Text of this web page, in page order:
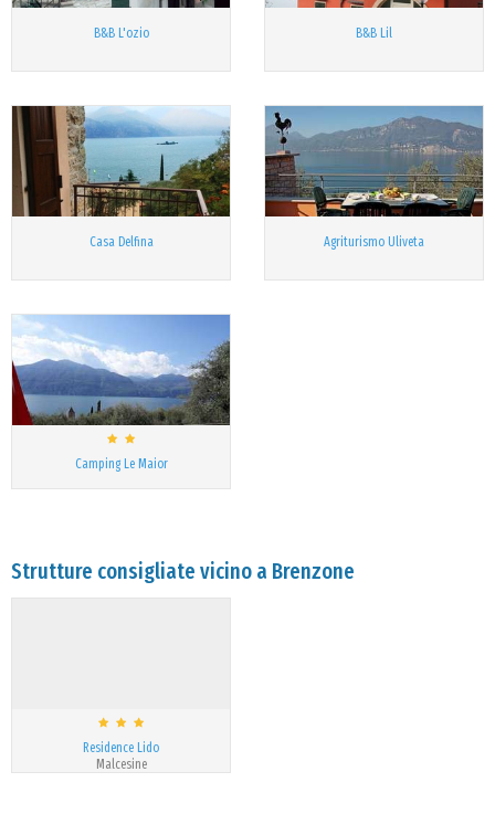
B&B L'ozio B&B Lil
Casa Delfina Agriturismo Uliveta
Camping Le Maior
Strutture consigliate vicino a Brenzone
Residence Lido
Malcesine